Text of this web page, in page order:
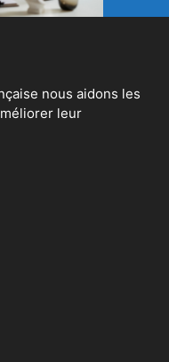
nous aidons les
leur